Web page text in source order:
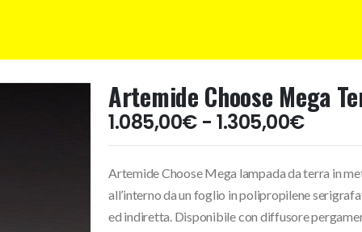
Artemide Choose Mega
1.085,00€ - 1.305,00€Fascia
di
da
a
Artemide Choose Mega lampada da terra in
all’interno da un foglio in polipropilene
ed indiretta. Disponibile con diffusore